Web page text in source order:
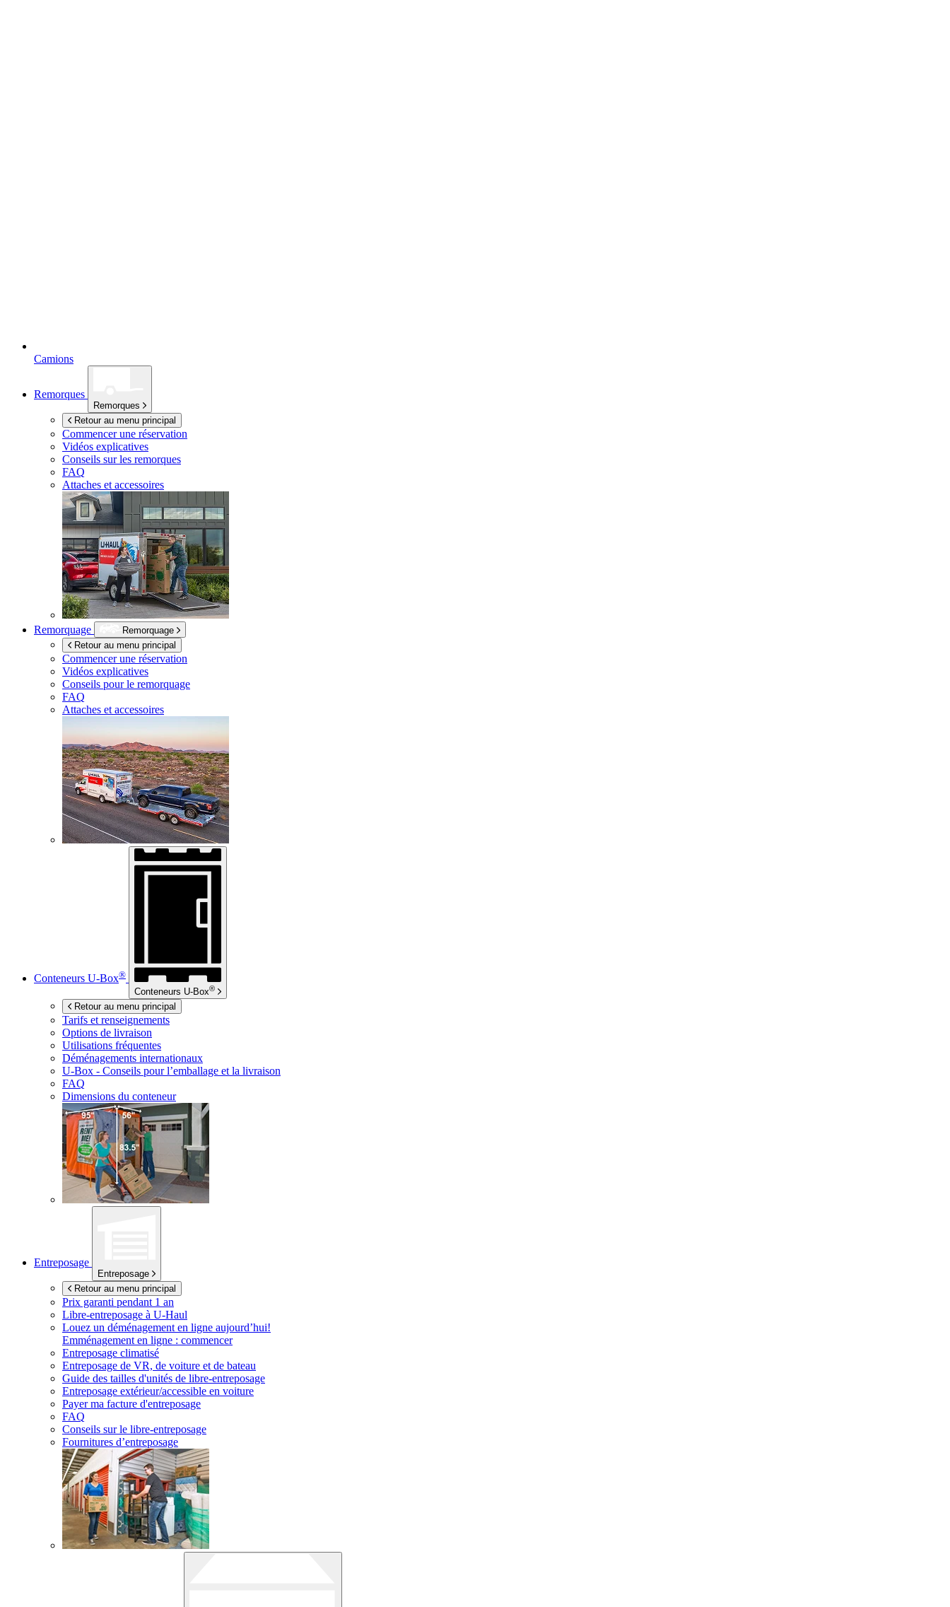
Camions
Remorques
Remorques
Retour au menu principal
Commencer une réservation
Vidéos explicatives
Conseils sur les remorques
FAQ
Attaches et accessoires
Remorquage
Remorquage
Retour au menu principal
Commencer une réservation
Vidéos explicatives
Conseils pour le remorquage
FAQ
Attaches et accessoires
Conteneurs U-Box®
Conteneurs U-Box®
Retour au menu principal
Tarifs et renseignements
Options de livraison
Utilisations fréquentes
Déménagements internationaux
U-Box - Conseils pour l’emballage et la livraison
FAQ
Dimensions du conteneur
Entreposage
Entreposage
Retour au menu principal
Prix garanti pendant 1 an
Libre-entreposage à U-Haul
Louez un déménagement en ligne aujourd’hui!
Emménagement en ligne : commencer
Entreposage climatisé
Entreposage de VR, de voiture et de bateau
Guide des tailles d'unités de libre-entreposage
Entreposage extérieur/accessible en voiture
Payer ma facture d'entreposage
FAQ
Conseils sur le libre-entreposage
Fournitures d’entreposage